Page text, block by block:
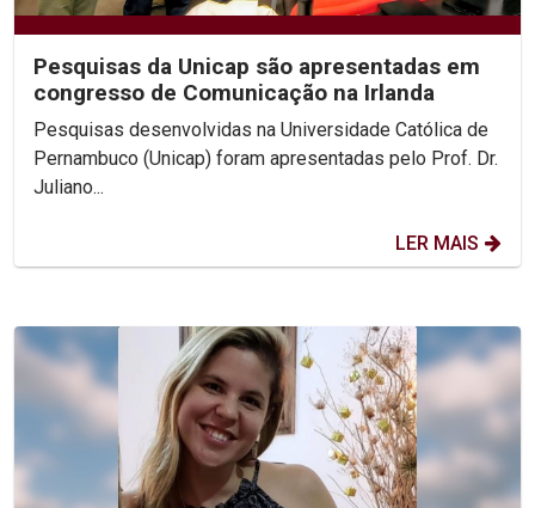
Pesquisas da Unicap são apresentadas em
congresso de Comunicação na Irlanda
Pesquisas desenvolvidas na Universidade Católica de
Pernambuco (Unicap) foram apresentadas pelo Prof. Dr.
Juliano...
LER MAIS